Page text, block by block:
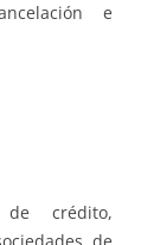
e
crédito,